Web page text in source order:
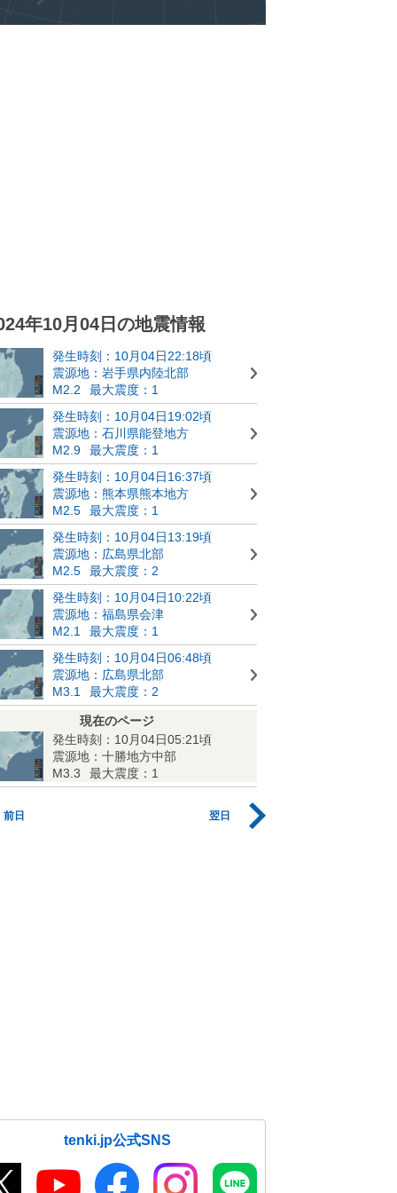
年10月04日の地震情報
発生時刻：10月04日22:18頃
震源地：岩手県内陸北部
M2.2
最大震度：1
発生時刻：10月04日19:02頃
震源地：石川県能登地方
M2.9
最大震度：1
発生時刻：10月04日16:37頃
震源地：熊本県熊本地方
M2.5
最大震度：1
発生時刻：10月04日13:19頃
震源地：広島県北部
M2.5
最大震度：2
発生時刻：10月04日10:22頃
震源地：福島県会津
M2.1
最大震度：1
発生時刻：10月04日06:48頃
震源地：広島県北部
M3.1
最大震度：2
現在のページ
発生時刻：10月04日05:21頃
震源地：十勝地方中部
M3.3
最大震度：1
前日 翌日
tenki.jp公式SNS